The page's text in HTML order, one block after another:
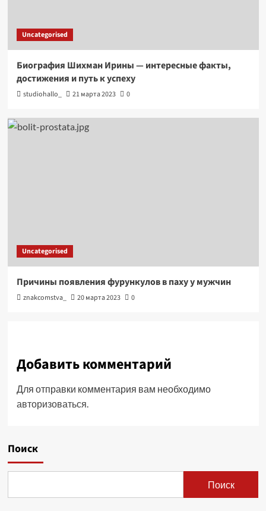
Uncategorised
Биография Шихман Ирины — интересные факты,
достижения и путь к успеху
studiohallo_ 21 марта 2023 0
Uncategorised
Причины появления фурункулов в паху у мужчин
znakcomstva_ 20 марта 2023 0
Добавить комментарий
Для отправки комментария вам необходимо
авторизоваться.
Поиск
Поиск